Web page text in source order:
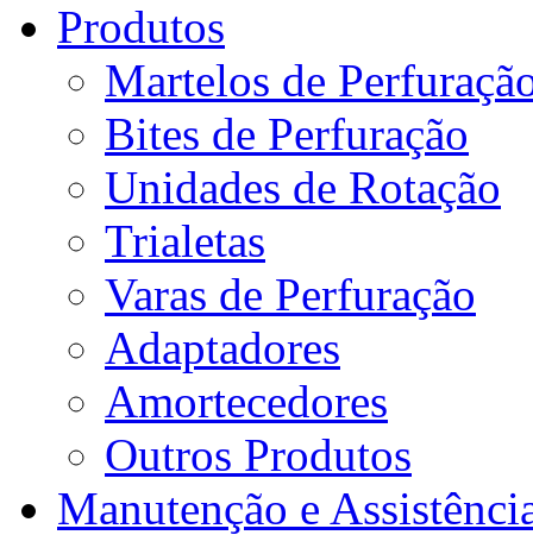
Produtos
Martelos de
Bites de Perfuração
Unidades de Rotação
Trialetas
Varas de Perfuração
Adaptadores
Amortecedores
Outros Produtos
Manutenção e